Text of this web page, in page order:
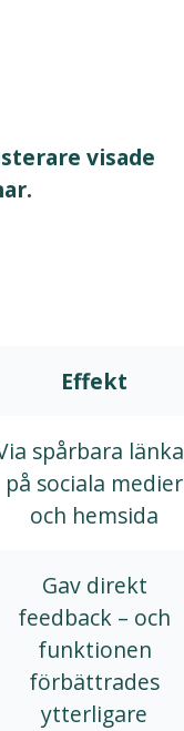
visade
Effekt
spårbara
på sociala medier
och hemsida
Gav direkt
feedback – och
funktionen
förbättrades
ytterligare